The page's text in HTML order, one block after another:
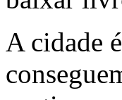
A cidade